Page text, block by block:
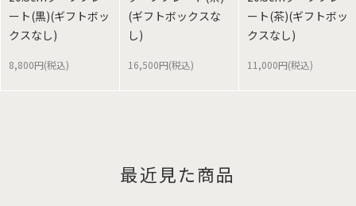
ート(黒)(ギフトボッ
クスなし)
8,800円(税込)
(ギフトボックスな
し)
16,500円(税込)
ート(茶)(ギフトボッ
クスなし)
11,000円(税込)
最近見た商品